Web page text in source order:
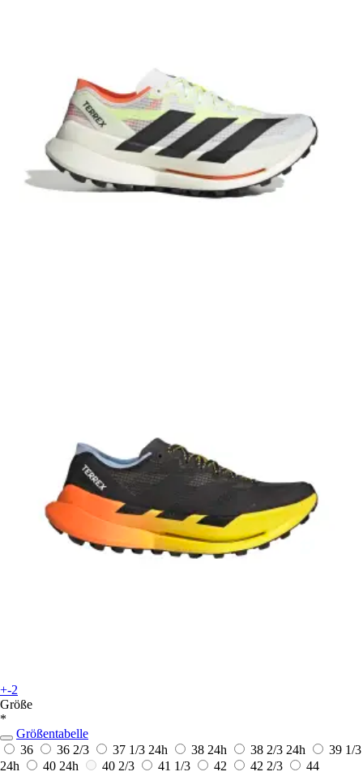
+-2
Größe
*
Größentabelle
36
36 2/3 37 1/3 24h 38 24h 38 2/3 24h
39 1/3
24h
40 24h 40 2/3 41 1/3 42 42 2/3
44